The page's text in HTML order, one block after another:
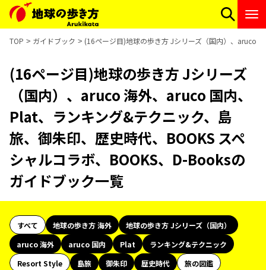
TOP ガイドブック (16ページ目)地球の歩き方 Jシリーズ（国内）、aruco
(16ページ目)地球の歩き方 Jシリーズ
（国内）、aruco 海外、aruco 国内、
Plat、ランキング&テクニック、島
旅、御朱印、歴史時代、BOOKS スペ
シャルコラボ、BOOKS、D-Booksの
ガイドブック一覧
すべて 地球の歩き方 海外
地球の歩き方 Jシリーズ（国内）
aruco 海外
aruco 国内 Plat
ランキング&テクニック
Resort Style
島旅 御朱印 歴史時代
旅の図鑑